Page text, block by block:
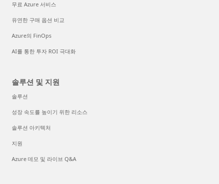
무료 Azure 서비스
유연한 구매 옵션 비교
Azure의 FinOps
AI를 통한 투자 ROI 극대화
솔루션 및 지원
솔루션
성장 속도를 높이기 위한 리소스
솔루션 아키텍처
지원
Azure 데모 및 라이브 Q&A